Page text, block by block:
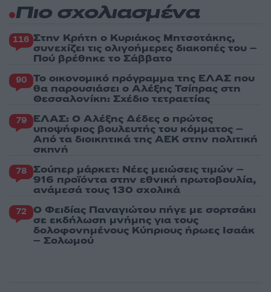
Πιο σχολιασμένα
116 Στην Κρήτη ο Κυριάκος Μητσοτάκης,
συνεχίζει τις ολιγοήμερες διακοπές του –
Πού βρέθηκε το Σάββατο
90 Το οικονομικό πρόγραμμα της ΕΛΑΣ που
θα παρουσιάσει ο Αλέξης Τσίπρας στη
Θεσσαλονίκη: Σχέδιο τετραετίας
79 ΕΛΑΣ: Ο Αλέξης Δέδες ο πρώτος
υποψήφιος βουλευτής του κόμματος –
Από τα διοικητικά της ΑΕΚ στην πολιτική
σκηνή
78 Σούπερ μάρκετ: Νέες μειώσεις τιμών –
916 προϊόντα στην εθνική πρωτοβουλία,
ανάμεσά τους 130 σχολικά
72 Ο Φειδίας Παναγιώτου πήγε με σορτσάκι
σε εκδήλωση μνήμης για τους
δολοφονημένους Κύπριους ήρωες Ισαάκ
– Σολωμού